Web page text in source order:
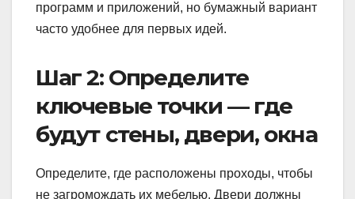
программ и приложений, но бумажный вариант
часто удобнее для первых идей.
Шаг 2: Определите
ключевые точки — где
будут стены, двери, окна
Определите, где расположены проходы, чтобы
не загромождать их мебелью. Двери должны